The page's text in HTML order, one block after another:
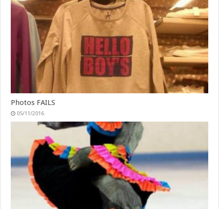
Photos FAILS
05/11/2016